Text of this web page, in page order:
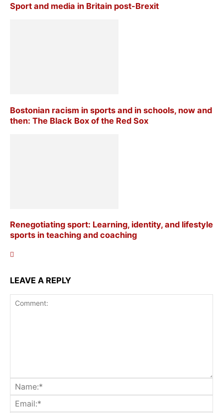
Sport and media in Britain post-Brexit
Bostonian racism in sports and in schools, now and
then: The Black Box of the Red Sox
Renegotiating sport: Learning, identity, and lifestyle
sports in teaching and coaching
LEAVE A REPLY